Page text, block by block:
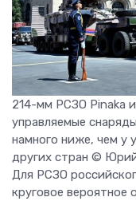
214-мм РСЗО Pinaka
управляемые
намного ниже, чем у
других стран ©
Для РСЗО
круговое вероятное